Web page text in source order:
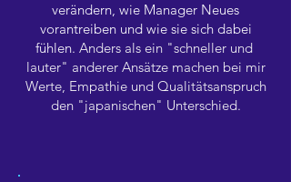
verändern, wie Manager Neues
vorantreiben und wie sie sich dabei
fühlen. Anders als ein "schneller und
lauter" anderer Ansätze machen bei mir
Werte, Empathie und Qualitätsanspruch
den "japanischen" Unterschied.